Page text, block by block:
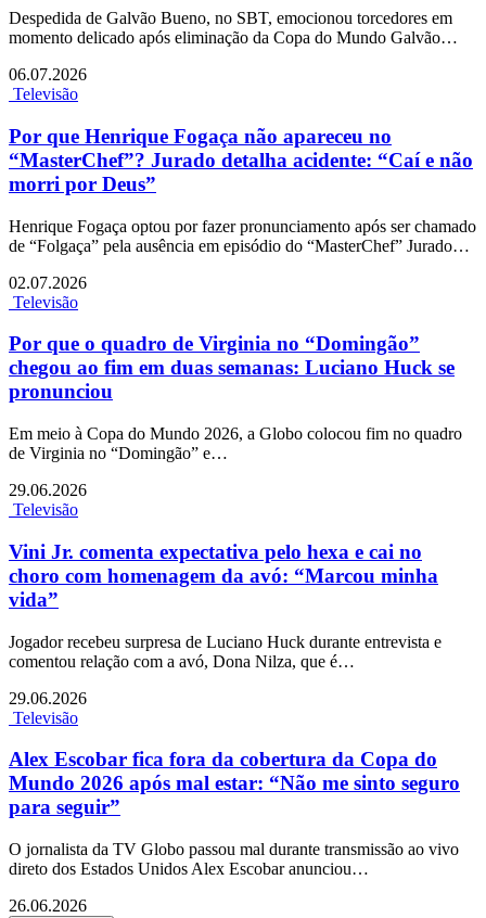
Despedida de Galvão Bueno, no SBT, emocionou torcedores em
momento delicado após eliminação da Copa do Mundo Galvão…
06.07.2026
Televisão
Por que Henrique Fogaça não apareceu no
“MasterChef”? Jurado detalha acidente: “Caí e não
morri por Deus”
Henrique Fogaça optou por fazer pronunciamento após ser chamado
de “Folgaça” pela ausência em episódio do “MasterChef” Jurado…
02.07.2026
Televisão
Por que o quadro de Virginia no “Domingão”
chegou ao fim em duas semanas: Luciano Huck se
pronunciou
Em meio à Copa do Mundo 2026, a Globo colocou fim no quadro
de Virginia no “Domingão” e…
29.06.2026
Televisão
Vini Jr. comenta expectativa pelo hexa e cai no
choro com homenagem da avó: “Marcou minha
vida”
Jogador recebeu surpresa de Luciano Huck durante entrevista e
comentou relação com a avó, Dona Nilza, que é…
29.06.2026
Televisão
Alex Escobar fica fora da cobertura da Copa do
Mundo 2026 após mal estar: “Não me sinto seguro
para seguir”
O jornalista da TV Globo passou mal durante transmissão ao vivo
direto dos Estados Unidos Alex Escobar anunciou…
26.06.2026